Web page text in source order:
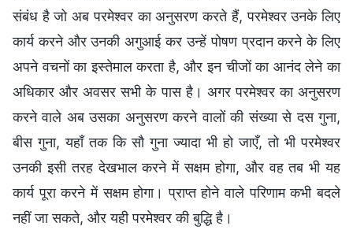
संबंध है जो अब परमेश्वर का अनुसरण करते हैं, परमेश्वर उनके लिए
कार्य करने और उनकी अगुआई कर उन्हें पोषण प्रदान करने के लिए
अपने वचनों का इस्तेमाल करता है, और इन चीजों का आनंद लेने का
अधिकार और अवसर सभी के पास है। अगर परमेश्वर का अनुसरण
करने वाले अब उसका अनुसरण करने वालों की संख्या से दस गुना,
बीस गुना, यहाँ तक कि सौ गुना ज्यादा भी हो जाएँ, तो भी परमेश्वर
उनकी इसी तरह देखभाल करने में सक्षम होगा, और वह तब भी यह
कार्य पूरा करने में सक्षम होगा। प्राप्त होने वाले परिणाम कभी बदले
नहीं जा सकते, और यही परमेश्वर की बुद्धि है।